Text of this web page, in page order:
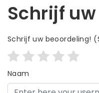
Schrijf
Schrijf uw beoordeling!
Naam